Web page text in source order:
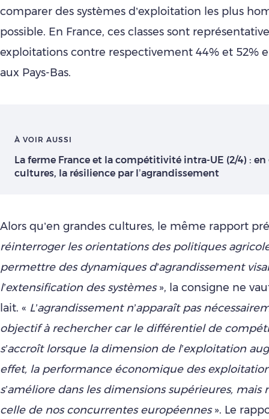
comparer des systèmes d’exploitation les plus
possible. En France, ces classes sont
exploitations contre respectivement 44% et 52%
aux Pays-Bas.
À VOIR AUSSI
La ferme France et la compétitivité intra-UE (2/4) : en
cultures, la résilience par l’agrandissement
Alors qu’en grandes cultures, le même rapport
réinterroger les orientations des politiques
permettre des dynamiques d’agrandissement
l’extensification des systèmes», la consigne ne
lait. « L’agrandissement n’apparaît pas
objectif à rechercher car le différentiel de
s’accroît lorsque la dimension de l’exploitation
effet, la performance économique des
s’améliore dans les dimensions supérieures, mais
celle de nos concurrentes européennes». Le